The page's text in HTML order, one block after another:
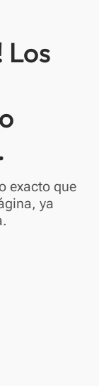
Los
exacto que
ya